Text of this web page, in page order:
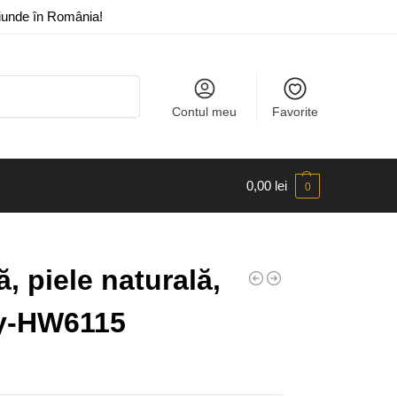
în România!
Contul meu Favorite
0,00 lei 0
piele naturală,